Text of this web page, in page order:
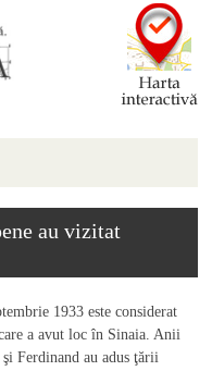
au vizitat
1933 este considerat
a avut loc în Sinaia. Anii
Ferdinand au adus ţării